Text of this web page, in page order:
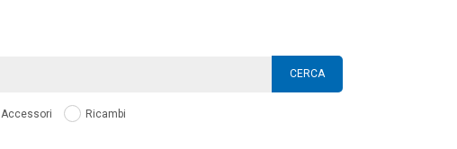
CERCA
Accessori Ricambi